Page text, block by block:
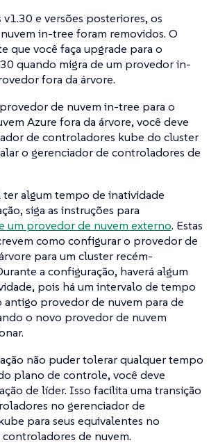
e versões posteriores, os
in-tree foram removidos. O
que você faça upgrade para o
quando migra de um provedor in-
fora da árvore.
de nuvem in-tree para o
Azure fora da árvore, você deve
de controladores kube do cluster
o gerenciador de controladores de
ter algum tempo de inatividade
siga as instruções para
um provedor de nuvem externo. Estas
como configurar o provedor de
para um cluster recém-
a configuração, haverá algum
pois há um intervalo de tempo
provedor de nuvem para de
o novo provedor de nuvem
não puder tolerar qualquer tempo
plano de controle, você deve
de líder. Isso facilita uma transição
no gerenciador de
para seus equivalentes no
de nuvem.